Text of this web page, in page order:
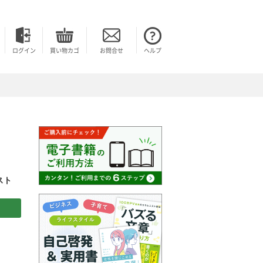
ログイン 買い物カゴ お問合せ ヘルプ
ト